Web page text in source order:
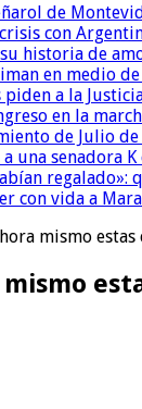
de
con
historia de
en medio
a la
en la
de Julio
una
regalado»:
vida a
mismo